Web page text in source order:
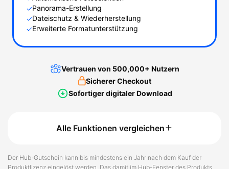
✓Panorama-Erstellung
✓Dateischutz & Wiederherstellung
✓Erweiterte Formatunterstützung
Vertrauen von 500,000+ Nutzern
Sicherer Checkout
Sofortiger digitaler Download
Alle Funktionen vergleichen
Der Hub-Gutschein kann bis mindestens ein Jahr nach dem Kauf der
Produktlizenz eingelöst werden. Das damit im Hub-Fenster des Produkts